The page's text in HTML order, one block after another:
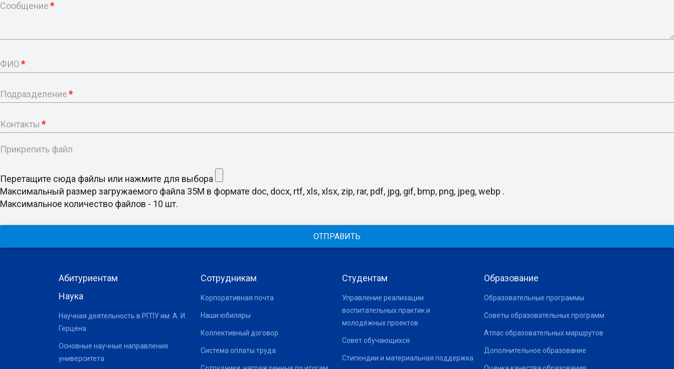
Сообщение*
ФИО*
Подразделение*
Контакты *
Прикрепить файл
Перетащите сюда файлы или нажмите для выбора
Максимальный размер загружаемого файла 35M в формате doc, docx, rtf, xls, xlsx, zip, rar, pdf, jpg, gif, bmp, png, jpeg, webp .
Максимальное количество файлов - 10 шт.
ОТПРАВИТЬ
Абитуриентам
Наука
Научная деятельность в РГПУ им. А. И.
Герцена
Основные научные направления
университета
Сотрудникам
Корпоративная почта
Наши юбиляры
Коллективный договор
Система оплаты труда
Студентам
Управление реализации
воспитательных практик и
молодёжных проектов
Совет обучающихся
Стипендии и материальная поддержка
Образование
Образовательные программы
Советы образовательных программ
Атлас образовательных маршрутов
Дополнительное образование